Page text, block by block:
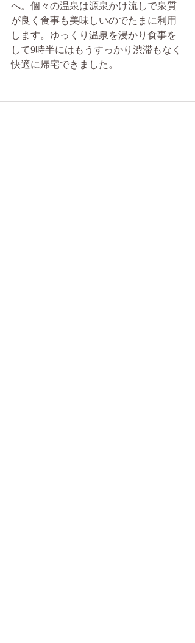
へ。個々の温泉は源泉かけ流しで泉質
が良く食事も美味しいのでたまに利用
します。ゆっくり温泉を浸かり食事を
して9時半にはもうすっかり渋滞もなく
快適に帰宅できました。